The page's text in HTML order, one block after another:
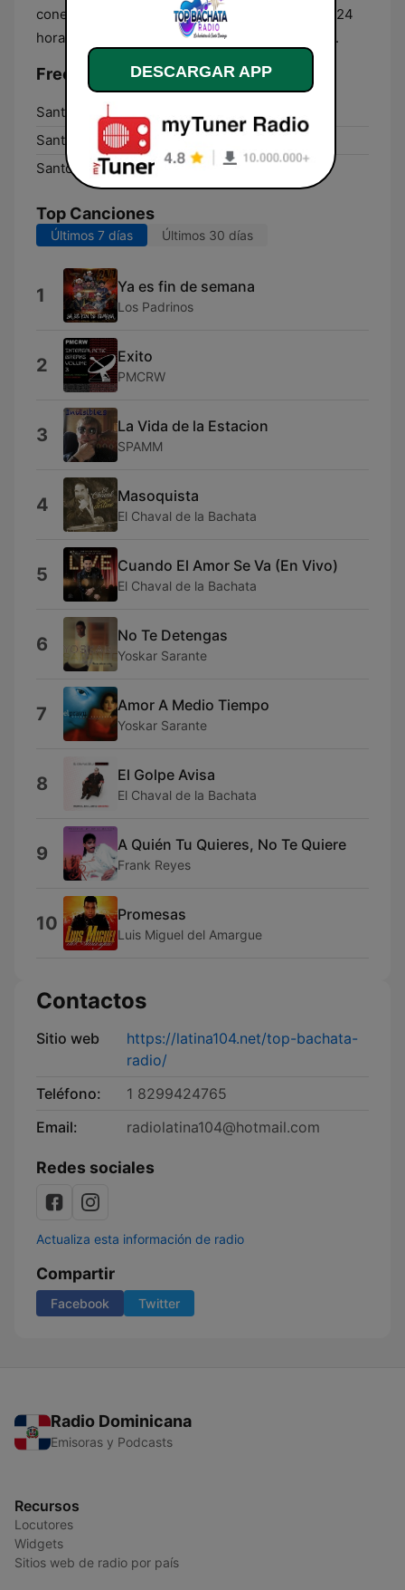
conectados con la cultura musical caribeña las 24
horas del día, donde quiera que se encuentren.
Frecuencias Top Bachata Radio:
Santo Domingo:
Santo Domingo Este:
Online
Santo Domingo Oeste:
Online
Top Canciones
Últimos 7 días Últimos 30 días
1 Ya es fin de semana
Los Padrinos
2 Exito
PMCRW
3 La Vida de la Estacion
SPAMM
4 Masoquista
El Chaval de la Bachata
5 Cuando El Amor Se Va (En Vivo)
El Chaval de la Bachata
6 No Te Detengas
Yoskar Sarante
7 Amor A Medio Tiempo
Yoskar Sarante
8 El Golpe Avisa
El Chaval de la Bachata
9 A Quién Tu Quieres, No Te Quiere
Frank Reyes
10 Promesas
Luis Miguel del Amargue
Contactos
Sitio web
https://latina104.net/top-bachata-
radio/
Teléfono:
1 8299424765
Email:
radiolatina104@hotmail.com
Redes sociales
Actualiza esta información de radio
Compartir
Facebook Twitter
Radio Dominicana
Emisoras y Podcasts
Recursos
Locutores
Widgets
Sitios web de radio por país
DESCARGAR APP